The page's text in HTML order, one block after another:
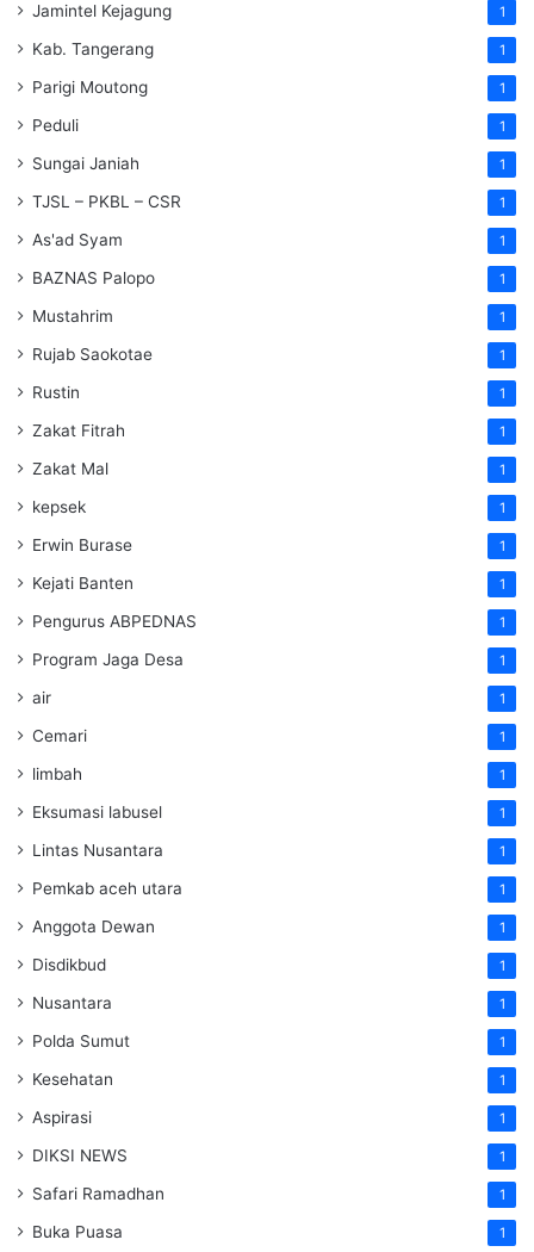
Jamintel Kejagung 1
Kab. Tangerang 1
Parigi Moutong 1
Peduli 1
Sungai Janiah 1
TJSL – PKBL – CSR 1
As'ad Syam 1
BAZNAS Palopo 1
Mustahrim 1
Rujab Saokotae 1
Rustin 1
Zakat Fitrah 1
Zakat Mal 1
kepsek 1
Erwin Burase 1
Kejati Banten 1
Pengurus ABPEDNAS 1
Program Jaga Desa 1
air 1
Cemari 1
limbah 1
Eksumasi labusel 1
Lintas Nusantara 1
Pemkab aceh utara 1
Anggota Dewan 1
Disdikbud 1
Nusantara 1
Polda Sumut 1
Kesehatan 1
Aspirasi 1
DIKSI NEWS 1
Safari Ramadhan 1
Buka Puasa 1